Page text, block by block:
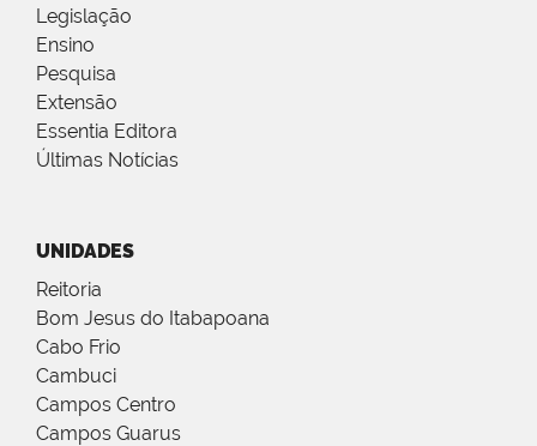
Legislação
Ensino
Pesquisa
Extensão
Essentia Editora
Últimas Notícias
UNIDADES
Reitoria
Bom Jesus do Itabapoana
Cabo Frio
Cambuci
Campos Centro
Campos Guarus